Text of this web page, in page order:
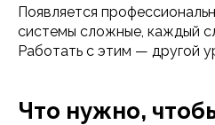
Появляется
системы сложные, каждый
Работать с этим — другой
Что нужно,